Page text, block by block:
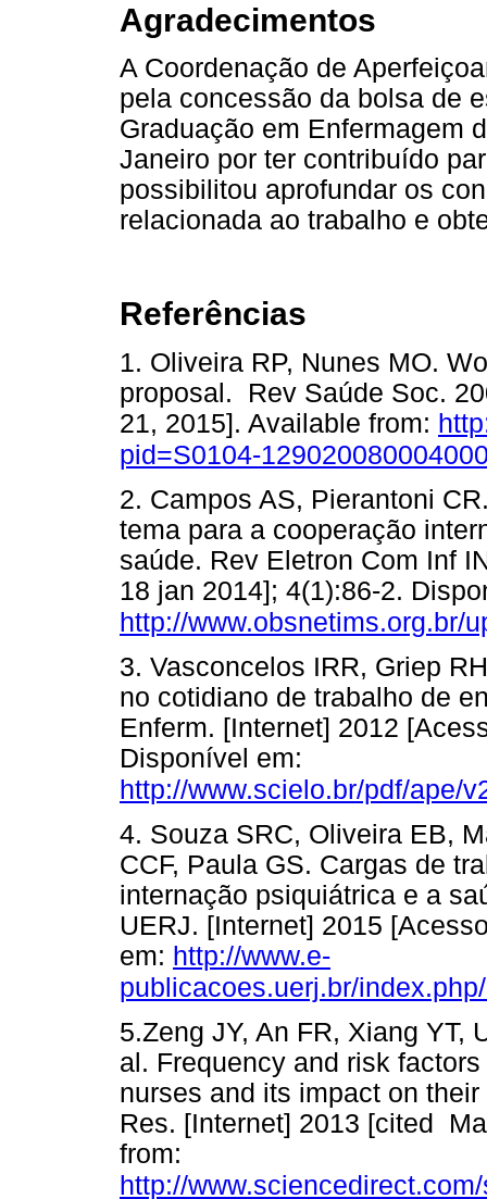
Agradecimentos
A Coordenação de
pela concessão da bolsa de
Graduação em Enfermagem
Janeiro por ter contribuído
possibilitou aprofundar os
relacionada ao trabalho e
Referências
1. Oliveira RP, Nunes MO.
proposal. Rev Saúde Soc.
21, 2015]. Available from:
pid=S0104-
2. Campos AS, Pierantoni
tema para a cooperação
saúde. Rev Eletron Com Inf
18 jan 2014]; 4(1):86-2.
http://www.obsnetims.org.br/
3. Vasconcelos IRR, Griep
no cotidiano de trabalho de
Enferm. [Internet] 2012
Disponível em:
http://www.scielo.br/pdf/ape/
4. Souza SRC, Oliveira EB,
CCF, Paula GS. Cargas de
internação psiquiátrica e a
UERJ. [Internet] 2015
em: http://www.e-
publicacoes.uerj.br/
5.Zeng JY, An FR, Xiang YT,
al. Frequency and risk
nurses and its impact on
Res. [Internet] 2013 [cited
from:
http://